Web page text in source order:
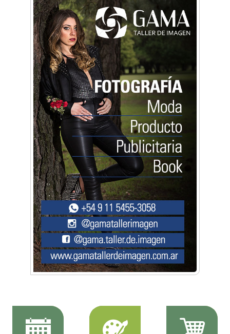
Una compañía teatral de Castelar competirá
por el Premio FEBA Cultura
La primera vez que Eva Perón voló en avión lo
hizo desde Morón
Mariana Croce: "Hoy las empresas necesitan
un asesoramiento integral para crecer con
seguridad"
Música, teatro, yoga, danza y mucho más:
Conocé todos los talleres para aprender y
disfrutar en la Zona Oeste